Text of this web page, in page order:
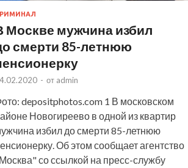
Москве мужчина избил
смерти 85-летнюю
- от admin
depositphotos.com 1 В московском
Новогиреево в одной из квартир
избил до смерти 85-летнюю
Об этом сообщает агентство
со ссылкой на пресс-службу